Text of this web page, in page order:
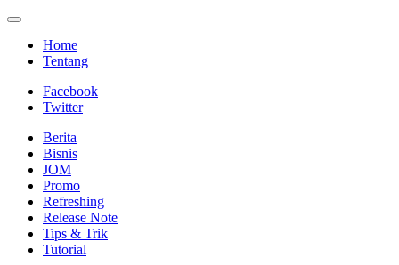
Home
Tentang
Facebook
Twitter
Berita
Bisnis
JOM
Promo
Refreshing
Release Note
Tips & Trik
Tutorial